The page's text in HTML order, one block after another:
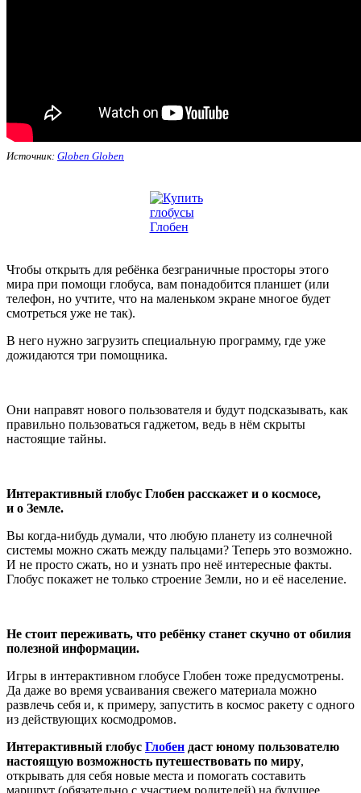
Источник: Globen Globen
Чтобы открыть для ребёнка безграничные просторы этого
мира при помощи глобуса, вам понадобится планшет (или
телефон, но учтите, что на маленьком экране многое будет
смотреться уже не так).
В него нужно загрузить специальную программу, где уже
дожидаются три помощника.
Они направят нового пользователя и будут подсказывать, как
правильно пользоваться гаджетом, ведь в нём скрыты
настоящие тайны.
Интерактивный глобус Глобен расскажет и о космосе,
и о Земле.
Вы когда-нибудь думали, что любую планету из солнечной
системы можно сжать между пальцами? Теперь это возможно.
И не просто сжать, но и узнать про неё интересные факты.
Глобус покажет не только строение Земли, но и её население.
Не стоит переживать, что ребёнку станет скучно от обилия
полезной информации.
Игры в интерактивном глобусе Глобен тоже предусмотрены.
Да даже во время усваивания свежего материала можно
развлечь себя и, к примеру, запустить в космос ракету с одного
из действующих космодромов.
Интерактивный глобус Глобен даст юному пользователю
настоящую возможность путешествовать по миру,
открывать для себя новые места и помогать составить